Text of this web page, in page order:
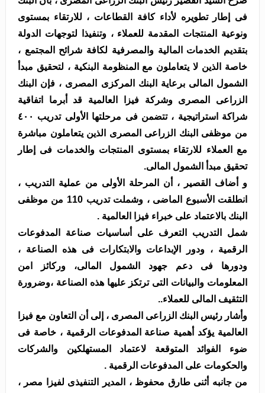
فى إطار تطويره لأداء كافة القطاعات ، للارتقاء بمستوى
ونوعية المنتجات المقدمة للعملاء ، وتنفيذا لتوجهات الدولة
بتقديم الخدمات المالية والمصرفية لكافة شرائح المجتمع ،
خاصة الذين لا يتعاملون مع المنظومة البنكية ، لتحقيق مبدأ
الشمول المالى برعاية البنك المركزى المصرى ، فإن البنك
الزراعى المصرى وشركة فيزا العالمية قد أبرما اتفاقية
شراكة استراتيجية ، تتضمن فى مرحلتها الأولى تدريب ٤٠٠
من موظفى البنك الزراعى المصرى الذين يتعاملون مباشرة
مع العملاء للارتقاء بمستوى المنتجات والخدمات فى إطار
تحقيق مبدأ الشمول المالى.
و أضاف القصير ، أن المرحلة الأولى من عملية التدريب ،
انطلقت الأسبوع الماضى ، وشملت تدريب 110 من موظفى
البنك بالاعتماد على خبراء فيزا العالمية .
شمل التدريب التعرف على أساسيات صناعة المدفوعات
الرقمية ، ودور الإبداعات والابتكارات فى هذه الصناعة ،
ودورها فى دعم جهود الشمول المالى، وركائز امن
المعلومات والبيانات التى ترتكز عليها هذه الصناعة ،وضرورة
التثقيف المالى للعملاء..
وأشار رئيس البنك الزراعى المصرى ، إلى أن التعاون مع فيزا
العالمية يؤكد أهمية صناعة المدفوعات الرقمية ، خاصة فى
ضوء الفوائد المتوقعة لاعتماد المستهلكين والشركات
والحكومات على المدفوعات الرقمية .
من جانبه أثنى طارق محفوظ ، المدير التنفيذى لفيزا مصر ،